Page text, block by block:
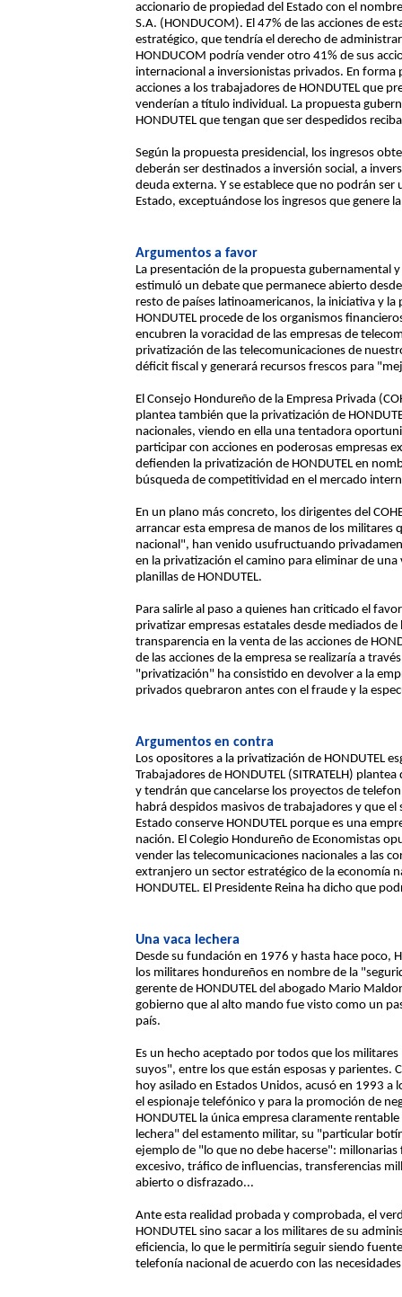
accionario de propiedad del Estado con el
S.A. (HONDUCOM). El 47% de las acciones de
estratégico, que tendría el derecho de
HONDUCOM podría vender otro 41% de sus
internacional a inversionistas privados. En forma
acciones a los trabajadores de HONDUTEL que
venderían a título individual. La propuesta
HONDUTEL que tengan que ser despedidos
Según la propuesta presidencial, los ingresos
deberán ser destinados a inversión social, a
deuda externa. Y se establece que no podrán
Estado, exceptuándose los ingresos que genere
Argumentos a favor
La presentación de la propuesta gubernamental
estimuló un debate que permanece abierto
resto de países latinoamericanos, la iniciativa y
HONDUTEL procede de los organismos
encubren la voracidad de las empresas de
privatización de las telecomunicaciones de
déficit fiscal y generará recursos frescos para
El Consejo Hondureño de la Empresa Privada
plantea también que la privatización de
nacionales, viendo en ella una tentadora
participar con acciones en poderosas empresas
defienden la privatización de HONDUTEL en
búsqueda de competitividad en el mercado
En un plano más concreto, los dirigentes del
arrancar esta empresa de manos de los
nacional", han venido usufructuando
en la privatización el camino para eliminar de
planillas de HONDUTEL.
Para salirle al paso a quienes han criticado el
privatizar empresas estatales desde mediados
transparencia en la venta de las acciones de
de las acciones de la empresa se realizaría a
"privatización" ha consistido en devolver a la
privados quebraron antes con el fraude y la
Argumentos en contra
Los opositores a la privatización de HONDUTEL
Trabajadores de HONDUTEL (SITRATELH)
y tendrán que cancelarse los proyectos de
habrá despidos masivos de trabajadores y que el
Estado conserve HONDUTEL porque es una
nación. El Colegio Hondureño de Economistas
vender las telecomunicaciones nacionales a las
extranjero un sector estratégico de la economía
HONDUTEL. El Presidente Reina ha dicho que
Una vaca lechera
Desde su fundación en 1976 y hasta hace poco,
los militares hondureños en nombre de la
gerente de HONDUTEL del abogado Mario
gobierno que al alto mando fue visto como un
país.
Es un hecho aceptado por todos que los
suyos", entre los que están esposas y parientes.
hoy asilado en Estados Unidos, acusó en 1993 a
el espionaje telefónico y para la promoción de
HONDUTEL la única empresa claramente
lechera" del estamento militar, su "particular
ejemplo de "lo que no debe hacerse":
excesivo, tráfico de influencias, transferencias
abierto o disfrazado...
Ante esta realidad probada y comprobada, el
HONDUTEL sino sacar a los militares de su
eficiencia, lo que le permitiría seguir siendo
telefonía nacional de acuerdo con las